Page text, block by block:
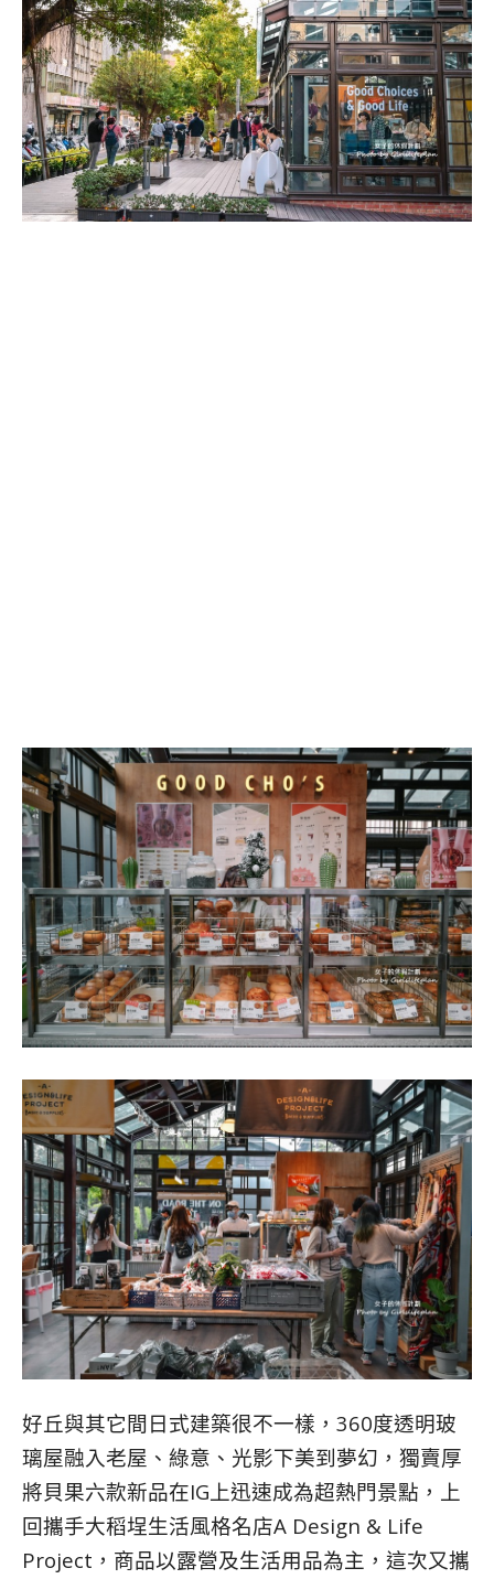
好丘與其它間日式建築很不一樣，360度透明玻
璃屋融入老屋、綠意、光影下美到夢幻， 獨賣厚
將貝果六款新品在IG上迅速成為超熱門景點，上
回攜手大稻埕生活風格名店A Design & Life
Project，商品以露營及生活用品為主，這次又攜